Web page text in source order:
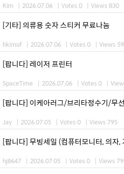
Kim | 2026.07.06 | Votes 0 | Views 830
[기타] 의류용 숫자 스티커 무료나눔
hkimuf | 2026.07.06 | Votes 0 | Views
[팝니다] 레이저 프린터
SpaceTime | 2026.07.06 | Votes 0 |
[팝니다] 이케아러그/브리타정수기/무
Jay | 2026.07.05 | Votes 0 | Views 795
[팝니다] 무빙세일 (컴퓨터모니터, 의자,
hj8647 | 2026.07.05 | Votes 0 | Views